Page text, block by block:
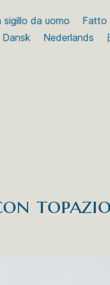
sigillo da uomo
Fatto
Dansk Nederlands